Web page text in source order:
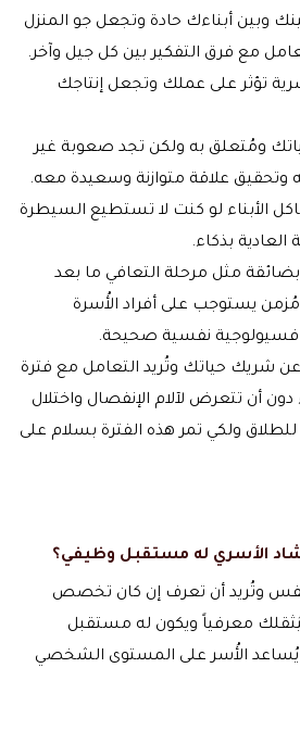
وبين أبناءك حادة وتجعل جو المنزل
مع فرق التفكير بين كل جيل وآخر.
تؤثر على عملك وتجعل إنتاجك
ومُتعلق به ولكن تجد صعوبة غير
وتحقيق علاقة متوازنة وسعيدة معه.
الأبناء لو كنت لا تستطيع السيطرة
بذكاء.
بضائقة مثل مرحلة التعافي ما بعد
يستوجب على أفراد الأُسرة
فسيولوجية نفسية صحيحة.
شريك حياتك وتُريد التعامل مع فترة
دون أن تتعرض لآلام الإنفصال واختلال
ولكي تمر هذه الفترة بسلام على
الأسري له مستقبل وظيفي؟
وتُريد أن تعرف إن كان تخصص
معرفياً ويكون له مستقبل
يُساعد الأُسر على المستوى الشخصي